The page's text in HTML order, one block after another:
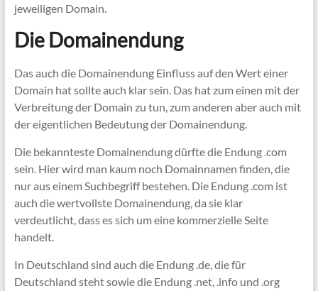
jeweiligen Domain.
Die Domainendung
Das auch die Domainendung Einfluss auf den Wert einer
Domain hat sollte auch klar sein. Das hat zum einen mit der
Verbreitung der Domain zu tun, zum anderen aber auch mit
der eigentlichen Bedeutung der Domainendung.
Die bekannteste Domainendung dürfte die Endung .com
sein. Hier wird man kaum noch Domainnamen finden, die
nur aus einem Suchbegriff bestehen. Die Endung .com ist
auch die wertvollste Domainendung, da sie klar
verdeutlicht, dass es sich um eine kommerzielle Seite
handelt.
In Deutschland sind auch die Endung .de, die für
Deutschland steht sowie die Endung .net, .info und .org